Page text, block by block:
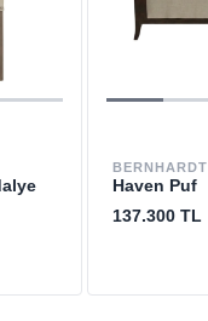
BERNHARDT
Haven Puf
137.300 TL